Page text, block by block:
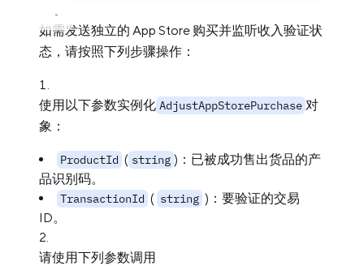
如需发送独立的 App Store 购买并监听收入验证状
态，请按照下列步骤操作：
使用以下参数实例化 AdjustAppStorePurchase 对
象：
ProductId ( string )：已被成功售出货品的产
品识别码。
TransactionId ( string )：要验证的交易
ID。
请使用下列参数调用